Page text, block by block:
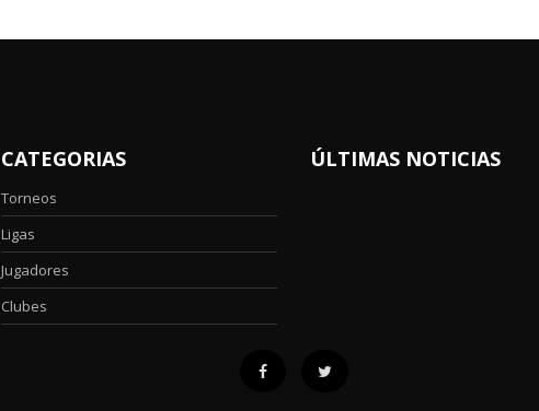
CATEGORIAS
Torneos
Ligas
Jugadores
Clubes
ÚLTIMAS NOTICIAS